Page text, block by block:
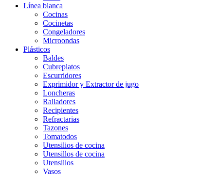
Línea blanca
Cocinas
Cocinetas
Congeladores
Microondas
Plásticos
Baldes
Cubreplatos
Escurridores
Exprimidor y Extractor de jugo
Loncheras
Ralladores
Recipientes
Refractarias
Tazones
Tomatodos
Utensilios de cocina
Utensillos de cocina
Utensilios
Vasos